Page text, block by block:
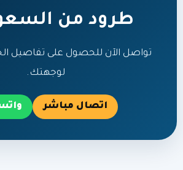
طرود من
تواصل الآن للحصول على تفاصيل
لوجهتك.
اتصال مباشر